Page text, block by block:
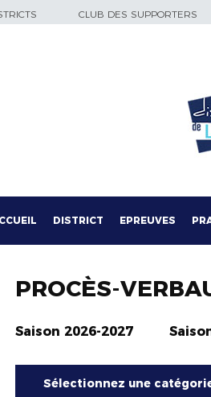
CLUB DES SUPPORTERS
DISTRICT EPREUVES
PROCÈS-
Saison 2026-2027
Sélectionnez une